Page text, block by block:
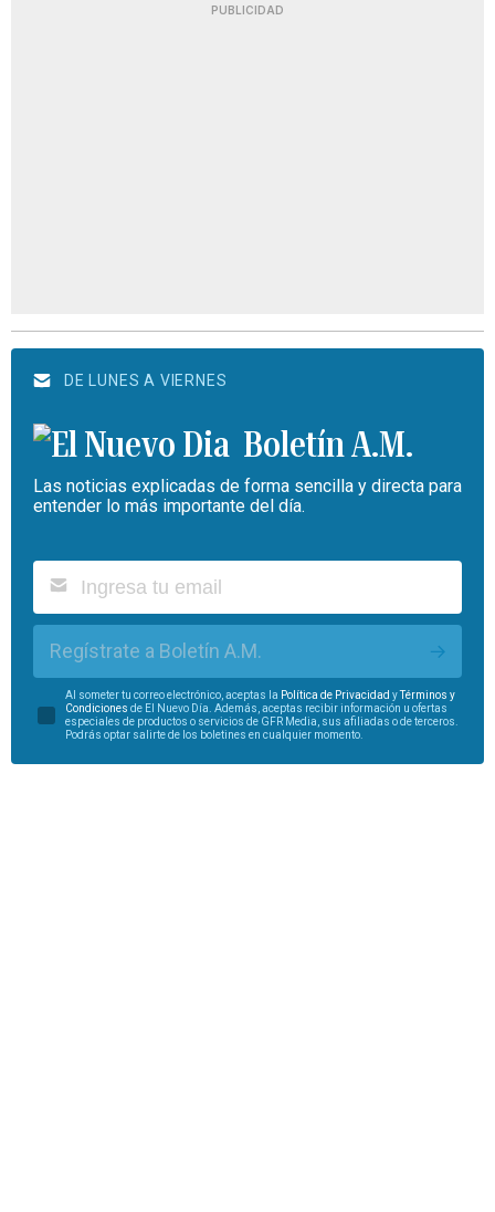
PUBLICIDAD
DE LUNES A VIERNES
Boletín A.M.
Las noticias explicadas de forma sencilla y directa para
entender lo más importante del día.
Regístrate a Boletín A.M.
Al someter tu correo electrónico, aceptas la Política de Privacidad yTérminos y
Condiciones de El Nuevo Día. Además, aceptas recibir información u ofertas
especiales de productos o servicios de GFR Media, sus afiliadas o de terceros.
Podrás optar salirte de los boletines en cualquier momento.